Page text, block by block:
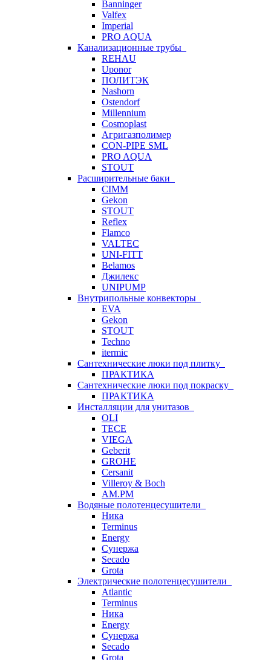
Banninger
Valfex
Imperial
PRO AQUA
Канализационные трубы
REHAU
Uponor
ПОЛИТЭК
Nashorn
Ostendorf
Millennium
Cosmoplast
Агригазполимер
CON-PIPE SML
PRO AQUA
STOUT
Расширительные баки
CIMM
Gekon
STOUT
Reflex
Flamco
VALTEC
UNI-FITT
Belamos
Джилекс
UNIPUMP
Внутрипольные конвекторы
EVA
Gekon
STOUT
Techno
itermic
Сантехнические люки под плитку
ПРАКТИКА
Сантехнические люки под покраску
ПРАКТИКА
Инсталляции для унитазов
OLI
TECE
VIEGA
Geberit
GROHE
Cersanit
Villeroy & Boch
AM.PM
Водяные полотенцесушители
Ника
Terminus
Energy
Сунержа
Secado
Grota
Электрические полотенцесушители
Atlantic
Terminus
Ника
Energy
Сунержа
Secado
Grota